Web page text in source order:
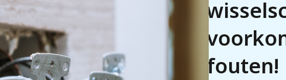
fouten!